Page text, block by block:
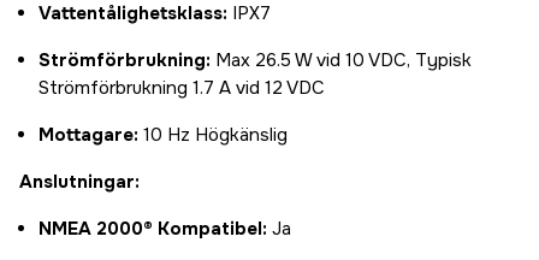
Vattentålighetsklass: IPX7
Strömförbrukning: Max 26.5 W vid 10 VDC, Typisk
Strömförbrukning 1.7 A vid 12 VDC
Mottagare: 10 Hz Högkänslig
Anslutningar:
NMEA 2000® Kompatibel: Ja